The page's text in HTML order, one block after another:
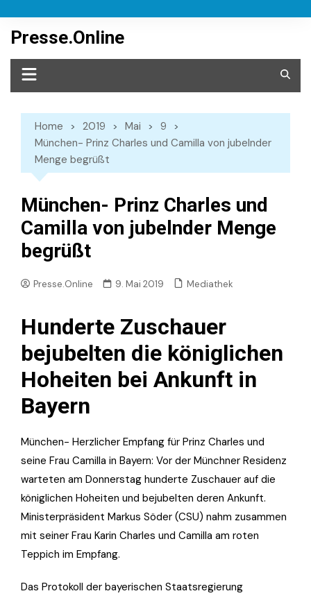
content
Presse.Online
Home 2019 Mai
9
München- Prinz Charles und Camilla von jubelnder
Menge begrüßt
München- Prinz Charles und
Camilla von jubelnder Menge
begrüßt
Presse.Online 9. Mai 2019 Mediathek
Hunderte Zuschauer
bejubelten die königlichen
Hoheiten bei Ankunft in
Bayern
München- Herzlicher Empfang für Prinz Charles und
seine Frau Camilla in Bayern: Vor der Münchner Residenz
warteten am Donnerstag hunderte Zuschauer auf die
königlichen Hoheiten und bejubelten deren Ankunft.
Ministerpräsident Markus Söder (CSU) nahm zusammen
mit seiner Frau Karin Charles und Camilla am roten
Teppich im Empfang.
Das Protokoll der bayerischen Staatsregierung